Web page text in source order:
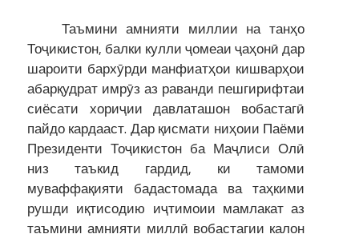
Таъмини амнияти миллии на танҳо
Тоҷикистон, балки кулли ҷомеаи ҷаҳонӣ дар
шароити бархӯрди манфиатҳои кишварҳои
абарқудрат имрӯз аз раванди пешгирифтаи
сиёсати хориҷии давлаташон вобастагӣ
пайдо кардааст. Дар қисмати ниҳоии Паёми
Президенти Тоҷикистон ба Маҷлиси Олӣ
низ таъкид гардид, ки тамоми
муваффақияти бадастомада ва таҳкими
рушди иқтисодию иҷтимоии мамлакат аз
таъмини амнияти миллӣ вобастагии калон